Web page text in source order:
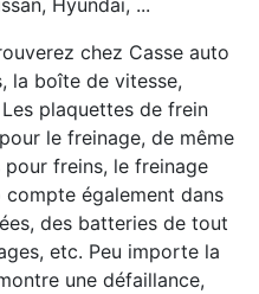
Hyundai, ...
chez Casse auto
la boîte de vitesse,
Les plaquettes de frein
le freinage, de même
freins, le freinage
également dans
des batteries de tout
etc. Peu importe la
une défaillance,